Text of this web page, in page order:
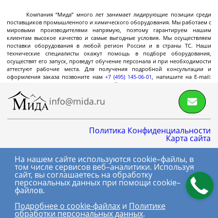
взрывозащищенном исполнении
Трикантерные центрифуги для разделения
трех-фазных смесей
Малые декантеры
Ректификационное
Ректификационные колонны периодического
Ректификационные колонны непрерывного
действия
Лабораторные ректификационные колонны
Компания “Мида” много лет занимает лидирующие позиции среди
поставщиков промышленного и химического оборудования. Мы работаем с
мировыми производителями напрямую, поэтому гарантируем нашим
клиентам высокое качество и самые выгодные условия. Мы осуществляем
поставки оборудования в любой регион России и в страны ТС. Наши
технические специалисты окажут помощь в подборе оборудования,
осуществят его запуск, проведут обучение персонала и при необходимости
аттестуют рабочие места. Для получения подробной консультации и
оформления заказа позвоните нам +7 (495) 145-06-01, напишите на E-mail:
или отправьте запрос онлайн.
info@mida.ru
Политика Конфиденциальности
Карта сайта
8 800 600-06-01
+7 (495) 145-06-01
(с) МИДА, 2018-2026.
Все права
На нашем сайте используются cookie–файлы, в
том числе сервисов веб–аналитики. Используя
сайт, вы соглашаетесь на обработку
персональных данных при помощи cookie–
файлов.
Подробнее о сookie-файлах и Политике
обработки персональных данных.